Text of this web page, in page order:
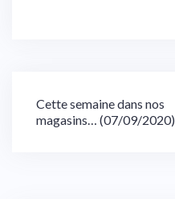
Navigation
de
Cette semaine dans nos
magasins… (07/09/2020)